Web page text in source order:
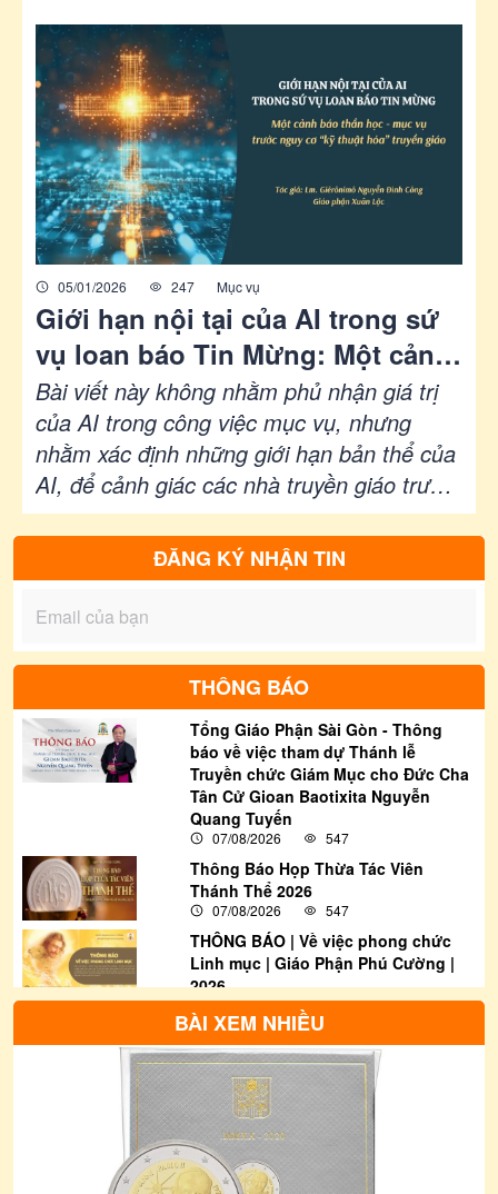
buông điều mình phải buông.
05/01/2026 247 Mục vụ
Giới hạn nội tại của AI trong sứ
vụ loan báo Tin Mừng: Một cảnh
báo thần học - mục vụ trước
nguy cơ “kỹ thuật hóa” truyền
giáo
Bài viết này không nhằm phủ nhận giá trị
của AI trong công việc mục vụ, nhưng
nhằm xác định những giới hạn bản thể của
AI, để cảnh giác các nhà truyền giáo trước
cám dỗ thay thế kinh nghiệm thiêng liêng
bằng công cụ kỹ thuật, và đồng nhất hiệu
quả mục vụ với hiệu suất công nghệ.
ĐĂNG KÝ NHẬN TIN
THÔNG BÁO
Tổng Giáo Phận Sài Gòn - Thông
báo về việc tham dự Thánh lễ
Truyền chức Giám Mục cho Đức Cha
Tân Cử Gioan Baotixita Nguyễn
Quang Tuyến
07/08/2026 547
Thông Báo Họp Thừa Tác Viên
Thánh Thể 2026
07/08/2026 547
THÔNG BÁO | Về việc phong chức
Linh mục | Giáo Phận Phú Cường |
2026
07/08/2026 3966
THƯ THÔNG BÁO: Về việc tham gia
bầu cử Đại biểu Quốc hội khóa XVI
và Đại biểu Hội đồng nhân dân các
cấp nhiệm kỳ 2026-2031
07/08/2026
Thông Báo | Thư Rao Phong Chức
Linh Mục Khoá 20 | Giáo Phận Phú
BÀI XEM NHIỀU